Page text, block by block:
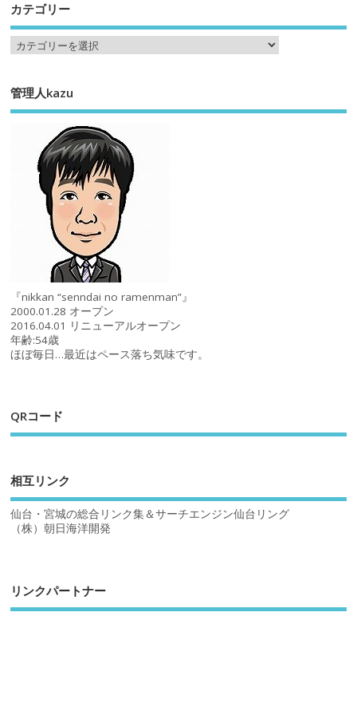
カテゴリー
管理人kazu
『nikkan “senndai no ramenman”』
2000.01.28 オープン
2016.04.01 リニューアルオープン
年齢:54歳
ほぼ毎日…最近はペース落ち気味です。
QRコード
相互リンク
仙台・宮城の総合リンク集＆サーチエンジン仙台リング
（株）朝日海洋開発
リンクパートナー